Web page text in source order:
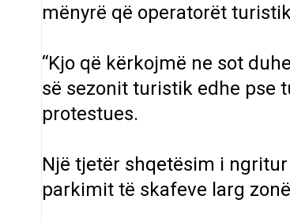
mënyrë që operatorët
“Kjo që kërkojmë ne sot
së sezonit turistik edhe pse
protestues.
Një tjetër shqetësim i
parkimit të skafeve larg